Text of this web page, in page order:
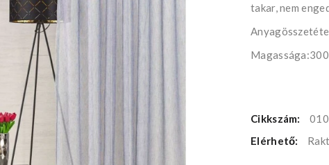
takar, nem
Magassága:300
Cikkszám:
Elérhető: